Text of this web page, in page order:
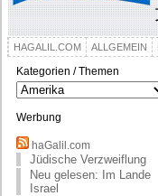
HAGALIL.COM ALLGEMEIN
Kategorien / Themen
Kategorien
/
Themen
Werbung
haGalil.com
Jüdische Verzweiflung
Neu gelesen: Im Lande
Israel